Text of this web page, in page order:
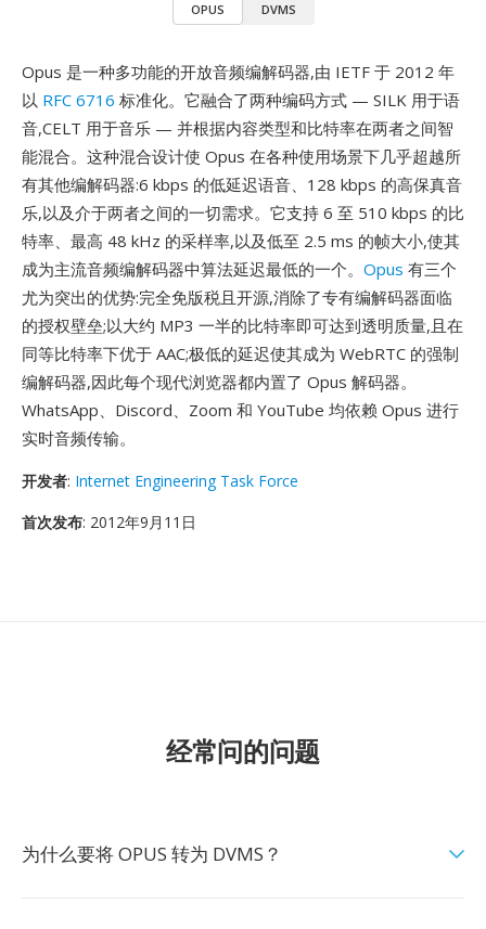
OPUS DVMS
Opus 是一种多功能的开放音频编解码器,由 IETF 于 2012 年
以 RFC 6716 标准化。它融合了两种编码方式 — SILK 用于语
音,CELT 用于音乐 — 并根据内容类型和比特率在两者之间智
能混合。这种混合设计使 Opus 在各种使用场景下几乎超越所
有其他编解码器:6 kbps 的低延迟语音、128 kbps 的高保真音
乐,以及介于两者之间的一切需求。它支持 6 至 510 kbps 的比
特率、最高 48 kHz 的采样率,以及低至 2.5 ms 的帧大小,使其
成为主流音频编解码器中算法延迟最低的一个。 Opus 有三个
尤为突出的优势:完全免版税且开源,消除了专有编解码器面临
的授权壁垒;以大约 MP3 一半的比特率即可达到透明质量,且在
同等比特率下优于 AAC;极低的延迟使其成为 WebRTC 的强制
编解码器,因此每个现代浏览器都内置了 Opus 解码器。
WhatsApp、Discord、Zoom 和 YouTube 均依赖 Opus 进行
实时音频传输。
开发者: Internet Engineering Task Force
首次发布: 2012年9月11日
经常问的问题
为什么要将 OPUS 转为 DVMS？